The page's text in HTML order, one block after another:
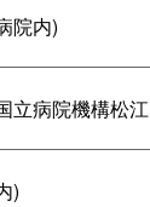
院内)
立病院機構松
)